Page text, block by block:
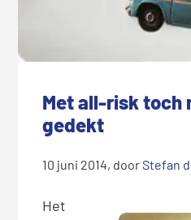
Met all-risk toch
gedekt
10 juni 2014, doorStefan
Het